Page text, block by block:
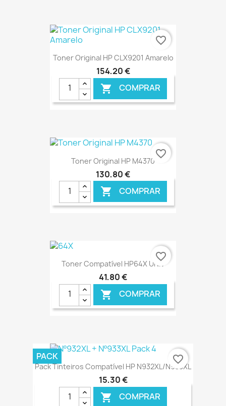
€ ONLINE
Toner Original HP CLX9201 Amarelo
154,20 €
 COMPRAR
€ ONLINE
favorite_border
Toner Original HP M4370
130,80 €
 COMPRAR
€ ONLINE
favorite_border
Toner Compatível HP64X UNIV
41,80 €
 COMPRAR
€ ONLINE
favorite_border
Pack Tinteiros Compatível HP N932XL/N933XL
15,30 €
 COMPRAR
PACK favorite_border